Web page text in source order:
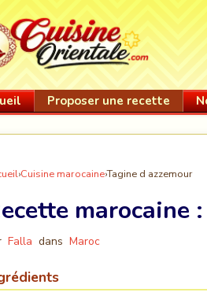
Proposer une recette
›Cuisine marocaine›Tagine d azzemour
marocaine :
Falla dans Maroc